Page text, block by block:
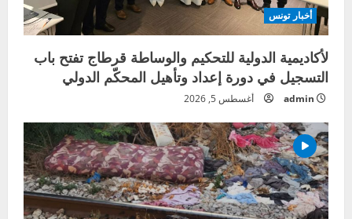
أخبار تونس
لأكاديمية الدولية للتحكيم والوساطة قرطاج تفتح باب
التسجيل في دورة إعداد وتأهيل المحكّم الدولي
admin أغسطس 5, 2026